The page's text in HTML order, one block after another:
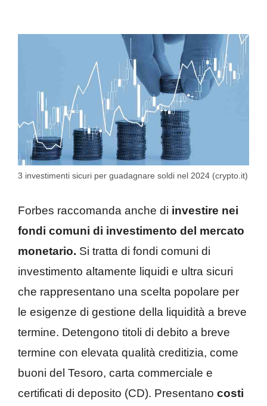
3 investimenti sicuri per guadagnare soldi nel 2024 (crypto.it)
Forbes raccomanda anche di investire nei
fondi comuni di investimento del mercato
monetario. Si tratta di fondi comuni di
investimento altamente liquidi e ultra sicuri
che rappresentano una scelta popolare per
le esigenze di gestione della liquidità a breve
termine. Detengono titoli di debito a breve
termine con elevata qualità creditizia, come
buoni del Tesoro, carta commerciale e
certificati di deposito (CD). Presentano costi